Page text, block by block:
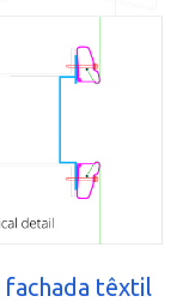
fachada têxtil